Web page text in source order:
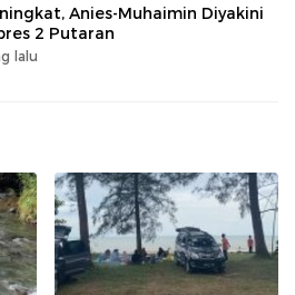
Anies-Muhaimin Diyakini
2 Putaran
lalu